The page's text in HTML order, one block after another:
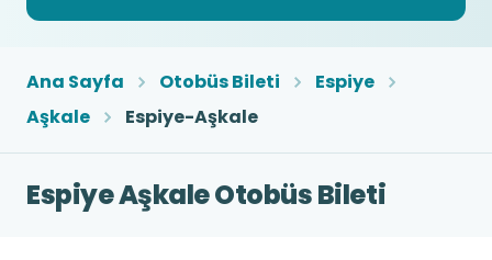
Ana Sayfa Otobüs Bileti
Espiye
Aşkale
Espiye-Aşkale
Espiye Aşkale Otobüs Bileti